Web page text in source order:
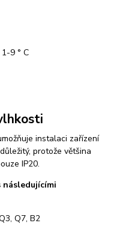
9 ° C
instalaci zařízení
protože většina
IP20.
Q7, B2